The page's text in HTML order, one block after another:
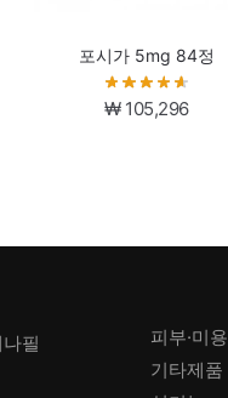
포시가 5mg 84정
₩105,296
필
피부·미용
기타제품